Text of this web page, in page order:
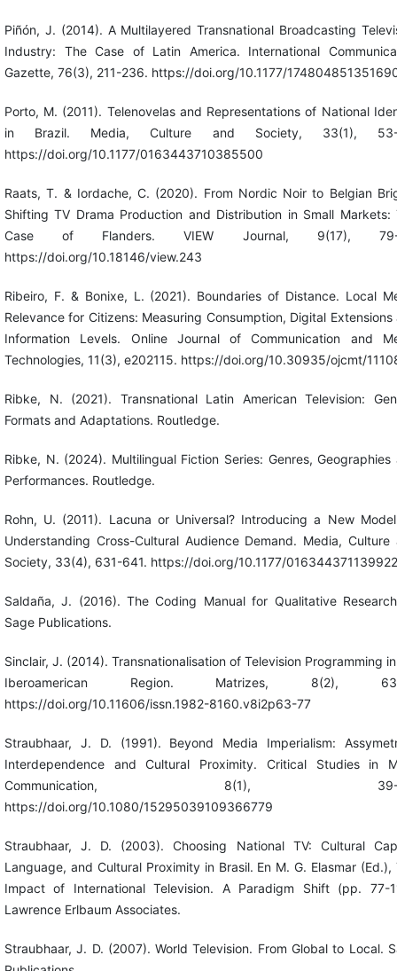
Piñón, J. (2014). A Multilayered Transnational Broadcasting
Industry: The Case of Latin America. International
Gazette, 76(3), 211-236. https://doi.org/10.1177/
Porto, M. (2011). Telenovelas and Representations of National
in Brazil. Media, Culture and Society, 33(1), 53-
https://doi.org/10.1177/0163443710385500
Raats, T. & Iordache, C. (2020). From Nordic Noir to Belgian
Shifting TV Drama Production and Distribution in Small Markets:
Case of Flanders. VIEW Journal, 9(17), 79-
https://doi.org/10.18146/view.243
Ribeiro, F. & Bonixe, L. (2021). Boundaries of Distance. Local
Relevance for Citizens: Measuring Consumption, Digital Extensions
Information Levels. Online Journal of Communication and
Technologies, 11(3), e202115. https://doi.org/10.30935/ojcmt/
Ribke, N. (2021). Transnational Latin American Television:
Formats and Adaptations. Routledge.
Ribke, N. (2024). Multilingual Fiction Series: Genres, Geographies
Performances. Routledge.
Rohn, U. (2011). Lacuna or Universal? Introducing a New
Understanding Cross-Cultural Audience Demand. Media, Culture
Society, 33(4), 631-641. https://doi.org/10.1177/
Saldaña, J. (2016). The Coding Manual for Qualitative
Sage Publications.
Sinclair, J. (2014). Transnationalisation of Television Programming
Iberoamerican Region. Matrizes, 8(2), 63-
https://doi.org/10.11606/issn.1982-8160.v8i2p63-77
Straubhaar, J. D. (1991). Beyond Media Imperialism:
Interdependence and Cultural Proximity. Critical Studies in
Communication, 8(1), 39-
https://doi.org/10.1080/15295039109366779
Straubhaar, J. D. (2003). Choosing National TV: Cultural
Language, and Cultural Proximity in Brasil. En M. G. Elasmar (Ed.),
Impact of International Television. A Paradigm Shift (pp. 77-
Lawrence Erlbaum Associates.
Straubhaar, J. D. (2007). World Television. From Global to Local.